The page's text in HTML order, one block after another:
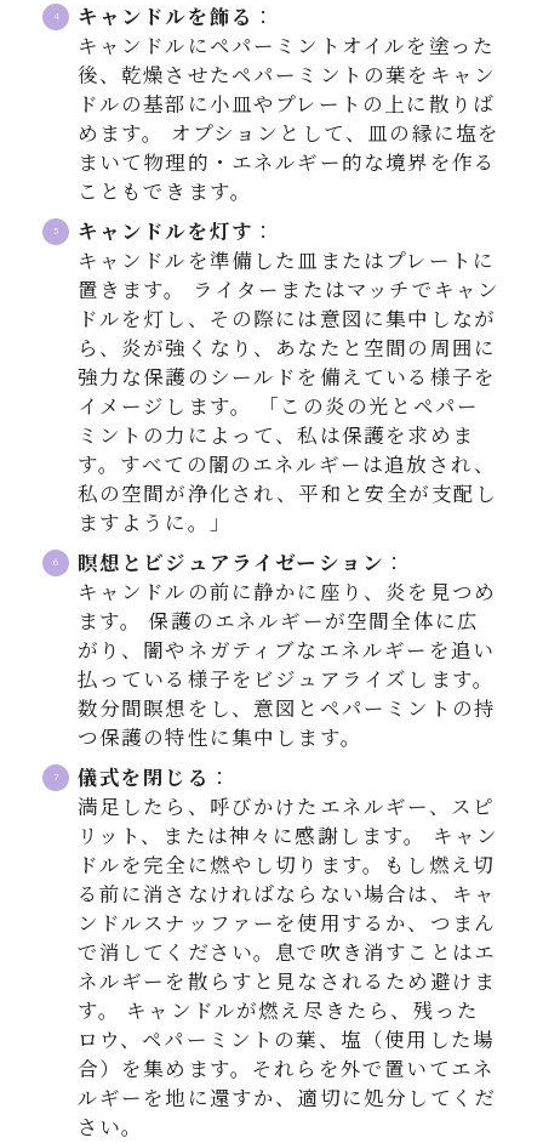
キャンドルを飾る ：
キャンドルにペパーミントオイルを塗った
後、乾燥させたペパーミントの葉をキャン
ドルの基部に小皿やプレートの上に散りば
めます。 オプションとして、皿の縁に塩を
まいて物理的・エネルギー的な境界を作る
こともできます。
キャンドルを灯す ：
キャンドルを準備した皿またはプレートに
置きます。 ライターまたはマッチでキャン
ドルを灯し、その際には意図に集中しなが
ら、炎が強くなり、あなたと空間の周囲に
強力な保護のシールドを備えている様子を
イメージします。 「この炎の光とペパー
ミントの力によって、私は保護を求めま
す。すべての闇のエネルギーは追放され、
私の空間が浄化され、平和と安全が支配し
ますように。」
瞑想とビジュアライゼーション ：
キャンドルの前に静かに座り、炎を見つめ
ます。 保護のエネルギーが空間全体に広
がり、闇やネガティブなエネルギーを追い
払っている様子をビジュアライズします。
数分間瞑想をし、意図とペパーミントの持
つ保護の特性に集中します。
儀式を閉じる ：
満足したら、呼びかけたエネルギー、スピ
リット、または神々に感謝します。 キャン
ドルを完全に燃やし切ります。もし燃え切
る前に消さなければならない場合は、キャ
ンドルスナッファーを使用するか、つまん
で消してください。息で吹き消すことはエ
ネルギーを散らすと見なされるため避けま
す。 キャンドルが燃え尽きたら、残った
ロウ、ペパーミントの葉、塩（使用した場
合）を集めます。それらを外で置いてエネ
ルギーを地に還すか、適切に処分してくだ
さい。